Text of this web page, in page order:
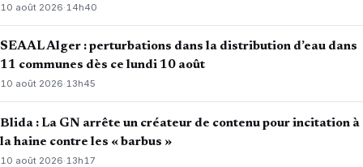
10 août 2026· 14h40
SEAAL Alger : perturbations dans la distribution d’eau dans
11 communes dès ce lundi 10 août
10 août 2026·13h45
Blida : La GN arrête un créateur de contenu pour incitation à
la haine contre les « barbus »
10 août 2026· 13h17